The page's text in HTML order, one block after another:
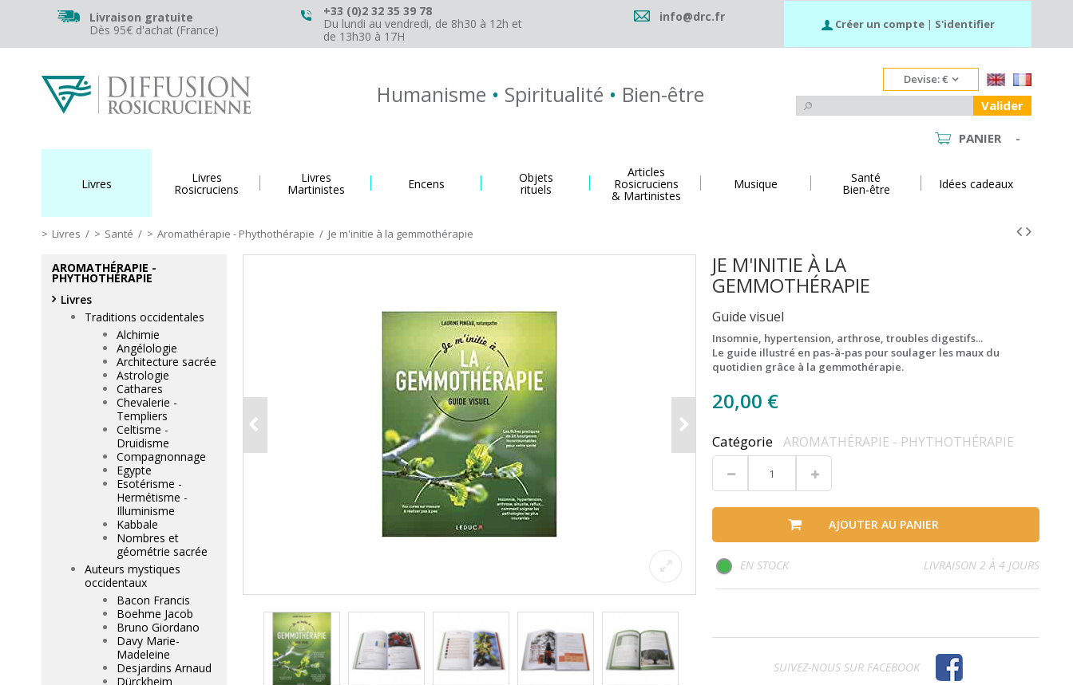
Livraison gratuite
Dès 95€ d'achat (France)
+33 (0)2 32 35 39 78
Du lundi au vendredi, de 8h30 à 12h et
de 13h30 à 17H
info@drc.fr Créer un compte | S'identifier
Humanisme • Spiritualité • Bien-être
Devise:€
Valider
PANIER -
Livres Livres
Rosicruciens
Livres
Martinistes Encens Objets
rituels
Articles
Rosicruciens
& Martinistes
Musique Santé
Bien-être Idées cadeaux
Livres / Santé / Aromathérapie - Phythothérapie / Je m'initie à la gemmothérapie
JE M'INITIE À LA
GEMMOTHÉRAPIE
Guide visuel
Insomnie, hypertension, arthrose, troubles digestifs...
Le guide illustré en pas-à-pas pour soulager les maux du
quotidien grâce à la gemmothérapie.
20,00 €
Catégorie AROMATHÉRAPIE - PHYTHOTHÉRAPIE
AJOUTER AU PANIER
EN STOCK LIVRAISON 2 À 4 JOURS
SUIVEZ-NOUS SUR FACEBOOK
AROMATHÉRAPIE -
PHYTHOTHÉRAPIE
Livres
Traditions occidentales
Alchimie
Angélologie
Architecture sacrée
Astrologie
Cathares
Chevalerie -
Templiers
Celtisme -
Druidisme
Compagnonnage
Egypte
Esotérisme -
Hermétisme -
Illuminisme
Kabbale
Nombres et
géométrie sacrée
Auteurs mystiques
occidentaux
Bacon Francis
Boehme Jacob
Bruno Giordano
Davy Marie-
Madeleine
Desjardins Arnaud
Dürckheim